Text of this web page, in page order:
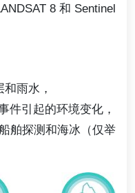
8 和 Sentinel
雨水，
件引起的环境变化，
舶探测和海冰（仅举